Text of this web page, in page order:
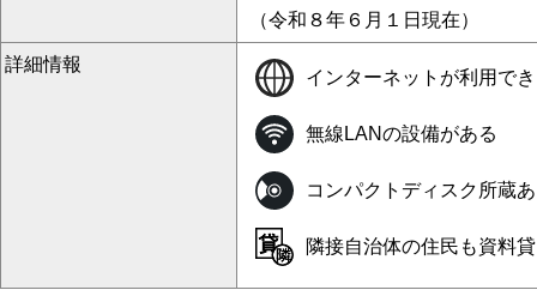
（令和８年６月１日現在）
詳細情報
インターネットが利用で
無線LANの設備がある
コンパクトディスク所蔵
隣接自治体の住民も資料